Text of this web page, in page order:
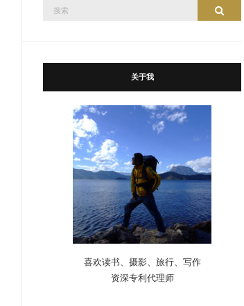
搜索
关于我
喜欢读书、摄影、旅行、写作
资深专利代理师